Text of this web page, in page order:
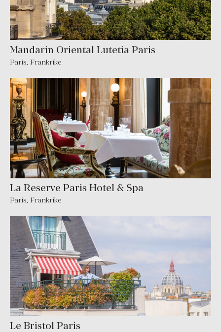
Mandarin Oriental Lutetia Paris
Paris, Frankrike
La Reserve Paris Hotel & Spa
Paris, Frankrike
Le Bristol Paris